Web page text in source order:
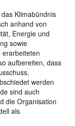
Klimabündnis
anhand von
Energie und
sowie
erarbeiteten
aufbereiten, dass
werden
sind auch
die Organisation
als